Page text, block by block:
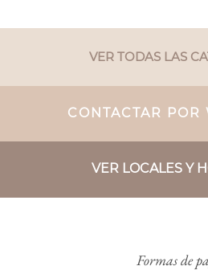
VER TODAS LAS
CONTACTAR POR
VER LOCALES Y
Formas de